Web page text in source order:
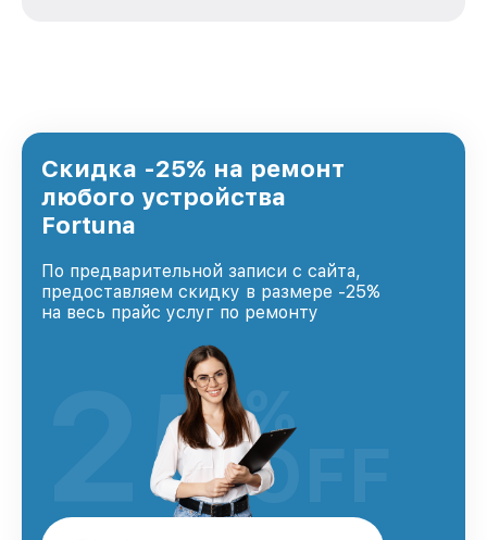
Скидка -25% на ремонт
любого устройства
Fortuna
По предварительной записи с сайта,
предоставляем скидку в размере -25%
на весь прайс услуг по ремонту
25%
OFF